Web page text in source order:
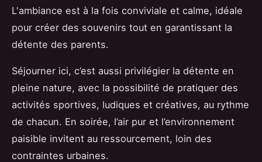
L'ambiance est à la fois conviviale et calme, idéale
pour créer des souvenirs tout en garantissant la
détente des parents.
Séjourner ici, c’est aussi privilégier la détente en
pleine nature, avec la possibilité de pratiquer des
activités sportives, ludiques et créatives, au rythme
de chacun. En soirée, l’air pur et l’environnement
paisible invitent au ressourcement, loin des
contraintes urbaines.